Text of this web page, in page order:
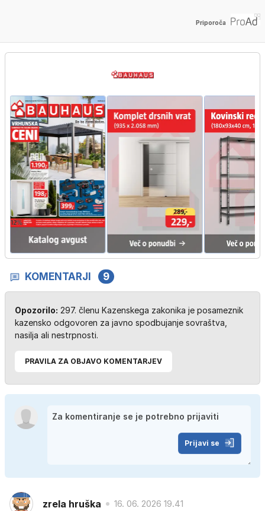
Priporoča
KOMENTARJI 9
Opozorilo: 297. členu Kazenskega zakonika je posameznik
kazensko odgovoren za javno spodbujanje sovraštva,
nasilja ali nestrpnosti.
PRAVILA ZA OBJAVO KOMENTARJEV
Prijavi se
zrela hruška 16. 06. 2026 19.41